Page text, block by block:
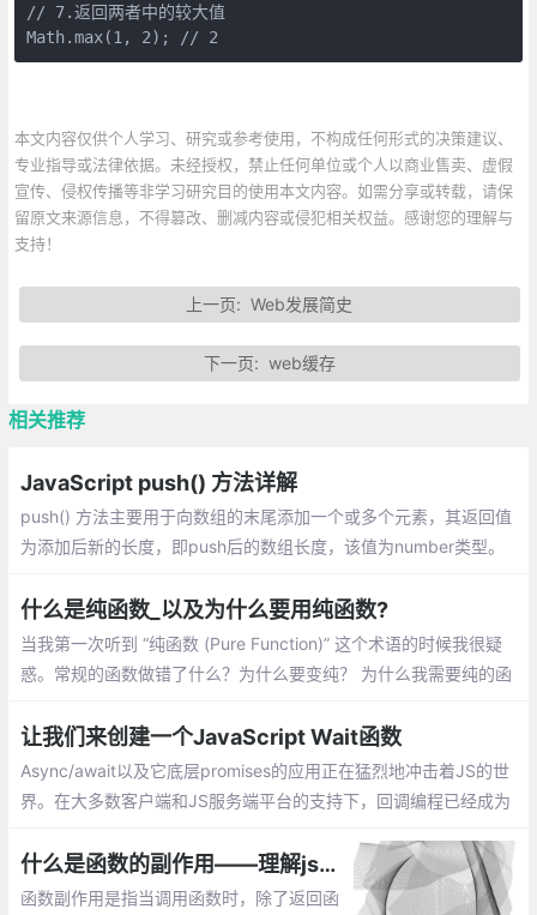
// 7.返回两者中的较大值
Math.max(1, 2); // 2
本文内容仅供个人学习、研究或参考使用，不构成任何形式的决策建议、
专业指导或法律依据。未经授权，禁止任何单位或个人以商业售卖、虚假
宣传、侵权传播等非学习研究目的使用本文内容。如需分享或转载，请保
留原文来源信息，不得篡改、删减内容或侵犯相关权益。感谢您的理解与
支持！
上一页:Web发展简史
下一页: web缓存
相关推荐
JavaScript push() 方法详解
push() 方法主要用于向数组的末尾添加一个或多个元素，其返回值
为添加后新的长度，即push后的数组长度，该值为number类型。
上、在对象使用push
什么是纯函数_以及为什么要用纯函数?
当我第一次听到 “纯函数 (Pure Function)” 这个术语的时候我很疑
惑。常规的函数做错了什么？为什么要变纯？ 为什么我需要纯的函
让我们来创建一个JavaScript Wait函数
Async/await以及它底层promises的应用正在猛烈地冲击着JS的世
界。在大多数客户端和JS服务端平台的支持下，回调编程已经成为
什么是函数的副作用——理解js编程中函数的副作用
函数副作用是指当调用函数时，除了返回函